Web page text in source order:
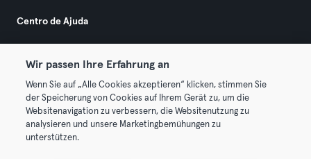
Centro de Ajuda
© 2026 Urban Sports Group GmbH. All rights reserved.
Termos & Condições
Wir passen Ihre Erfahrung an
Wenn Sie auf „Alle Cookies akzeptieren“ klicken, stimmen Sie
der Speicherung von Cookies auf Ihrem Gerät zu, um die
Websitenavigation zu verbessern, die Websitenutzung zu
analysieren und unsere Marketingbemühungen zu
unterstützen.